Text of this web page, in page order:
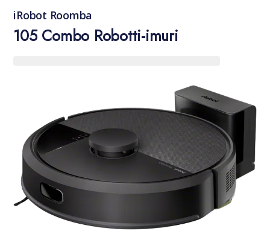
iRobot Roomba
105 Combo Robotti-imuri